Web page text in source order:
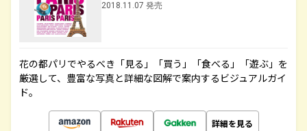
2018.11.07 発売
花の都パリでやるべき「見る」「買う」「食べる」「遊ぶ」を
厳選して、豊富な写真と詳細な図解で案内するビジュアルガイ
ド。
詳細を見る